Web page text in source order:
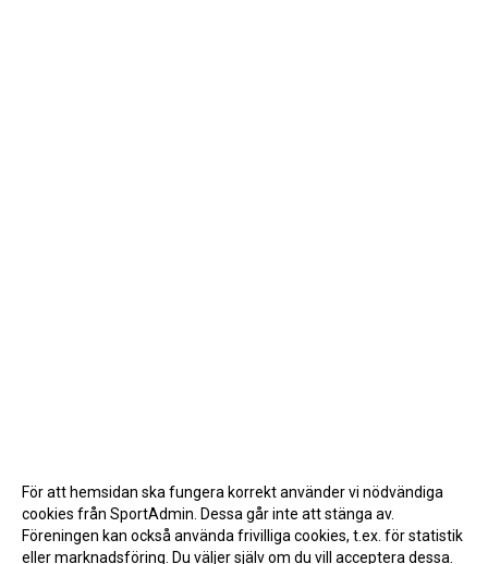
För att hemsidan ska fungera korrekt använder vi nödvändiga
cookies från SportAdmin. Dessa går inte att stänga av.
Föreningen kan också använda frivilliga cookies, t.ex. för statistik
eller marknadsföring. Du väljer själv om du vill acceptera dessa.